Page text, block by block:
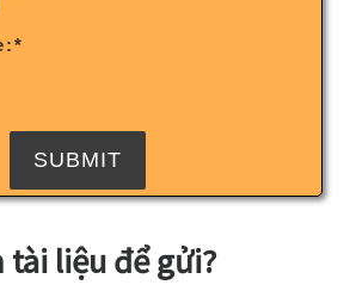
*
tài liệu để gửi?